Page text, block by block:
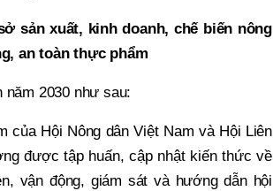
sản xuất, kinh doanh, chế biến nông
an toàn thực phẩm
2030 như sau:
của Hội Nông dân Việt Nam và Hội Liên
được tập huấn, cập nhật kiến thức về
vận động, giám sát và hướng dẫn hội